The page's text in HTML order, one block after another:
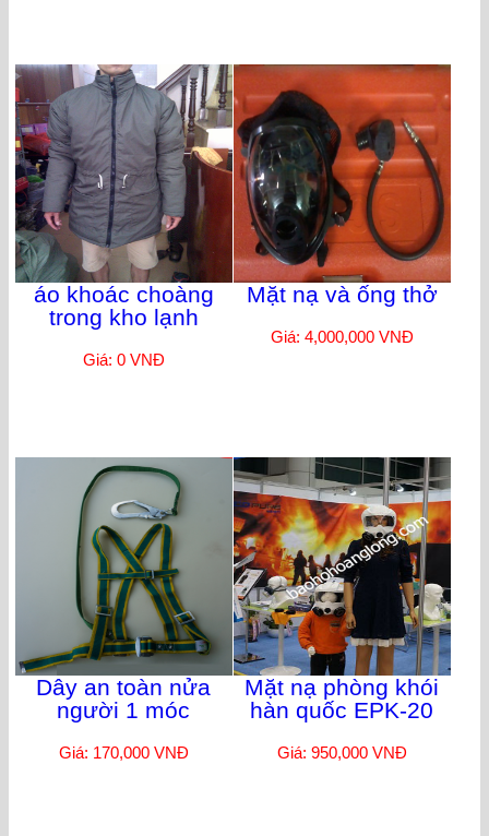
áo khoác choàng
trong kho lạnh
Giá: 0 VNĐ
Mặt nạ và ống thở
Giá: 4,000,000 VNĐ
Dây an toàn nửa
người 1 móc
Giá: 170,000 VNĐ
Mặt nạ phòng khói
hàn quốc EPK-20
Giá: 950,000 VNĐ